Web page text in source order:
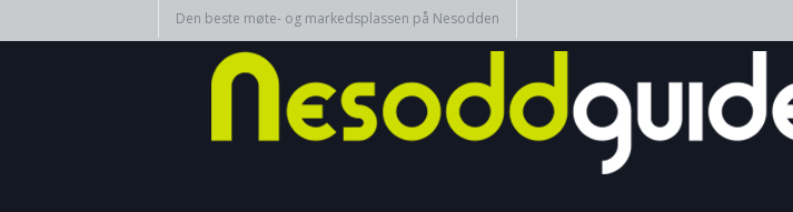
Den beste møte- og markedsplassen på Nesodden